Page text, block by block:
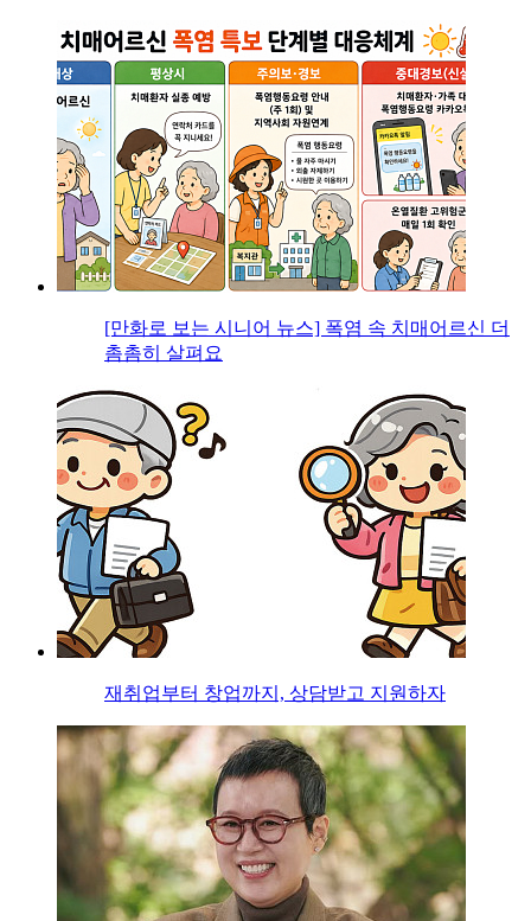
[만화로 보는 시니어 뉴스] 폭염 속 치매어르신 더
촘촘히 살펴요
재취업부터 창업까지, 상담받고 지원하자